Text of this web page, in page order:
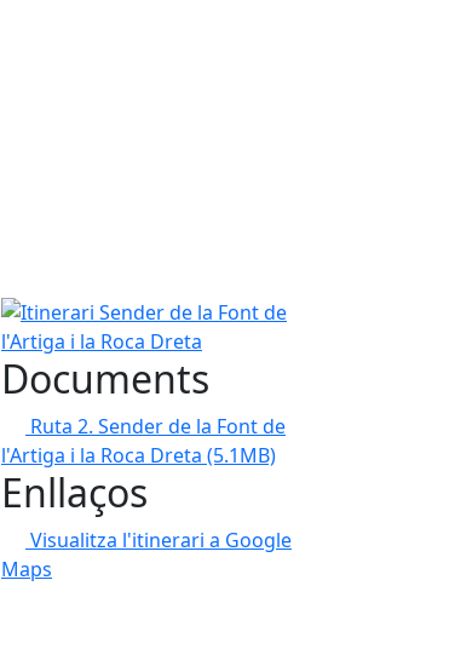
Itinerari Sender de la Font de l'Artiga i la Roca
Documents
Ruta 2. Sender de la Font de
l'Artiga i la Roca Dreta (5.1MB)
Enllaços
Visualitza l'itinerari a Google
Maps